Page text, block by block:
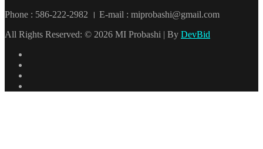
Phone : 586-222-2982 । E-mail : miprobashi@gmail.com
All Rights Reserved: © 2026 MI Probashi | By DevBid